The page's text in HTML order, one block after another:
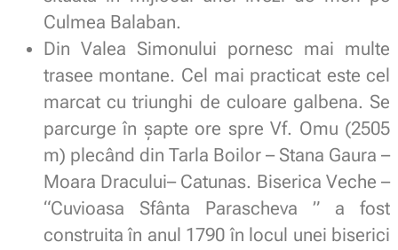
Culmea Balaban.
Din Valea Simonului pornesc mai multe
trasee montane. Cel mai practicat este cel
marcat cu triunghi de culoare galbena. Se
parcurge în șapte ore spre Vf. Omu (2505
m) plecând din Tarla Boilor – Stana Gaura –
Moara Dracului– Catunas. Biserica Veche –
“Cuvioasa Sfânta Parascheva ” a fost
construita în anul 1790 în locul unei biserici